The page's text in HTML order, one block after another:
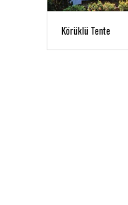
Körüklü Tente